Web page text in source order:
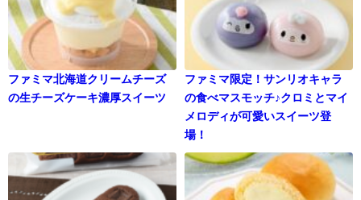
ファミマ北海道クリームチーズ
の生チーズケーキ濃厚スイーツ
ファミマ限定！サンリオキャラ
の食べマスモッチ♪クロミとマイ
メロディが可愛いスイーツ登
場！